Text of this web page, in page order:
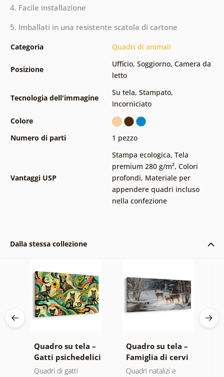
4. Facile installazione
5. Imballati in una resistente scatola di cartone
Categoria Quadri di animali
Posizione
Ufficio, Soggiorno, Camera da
letto
Tecnologia dell'immagine
Su tela, Stampato,
Incorniciato
Colore
Numero di parti
1 pezzo
Vantaggi USP
Stampa ecologica, Tela
premium 280 g/m², Colori
profondi, Materiale per
appendere quadri incluso
nella confezione
Dalla stessa collezione
Quadro su tela –
Gatti psichedelici
Quadri di gatti
Quadro su tela –
Famiglia di cervi
in inverno
Quadri natalizi e